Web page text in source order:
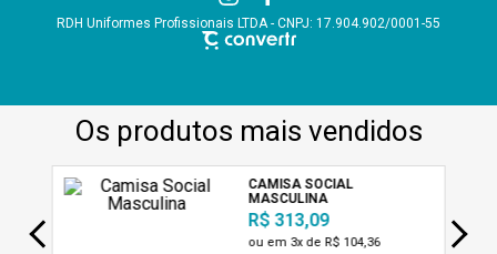
RDH Uniformes Profissionais LTDA - CNPJ: 17.904.902/0001-55